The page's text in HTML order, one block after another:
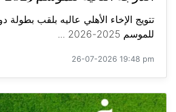
تتويج الإخاء الأهلي عاليه بلقب بطولة
للموسم 2025-2026 ...
26-07-2026 19:48 pm